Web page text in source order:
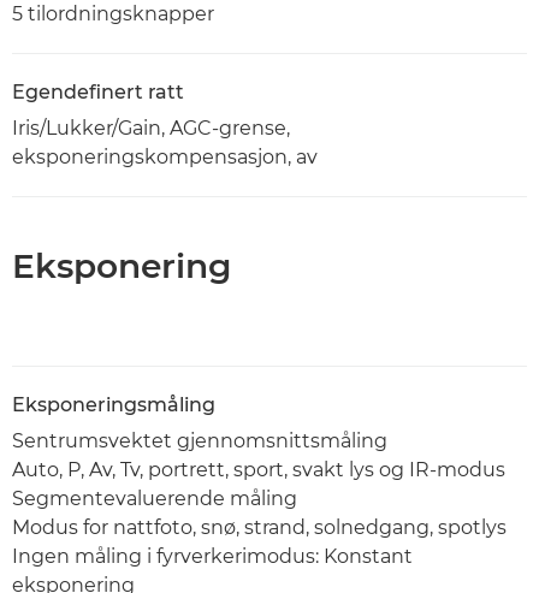
5 tilordningsknapper
Egendefinert ratt
Iris/Lukker/Gain, AGC-grense,
eksponeringskompensasjon, av
Eksponering
Eksponeringsmåling
Sentrumsvektet gjennomsnittsmåling
Auto, P, Av, Tv, portrett, sport, svakt lys og IR-modus
Segmentevaluerende måling
Modus for nattfoto, snø, strand, solnedgang, spotlys
Ingen måling i fyrverkerimodus: Konstant
eksponering